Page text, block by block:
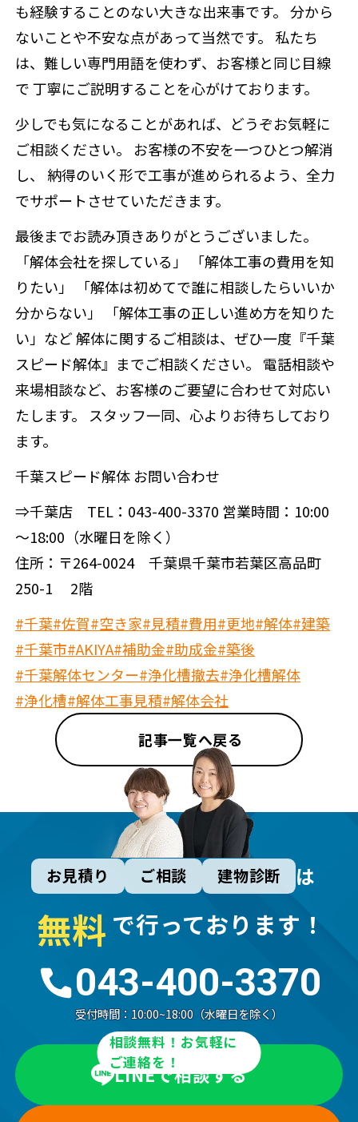
も経験することのない大きな出来事です。 分から
ないことや不安な点があって当然です。 私たち
は、難しい専門用語を使わず、お客様と同じ目線
で 丁寧にご説明することを心がけております。
少しでも気になることがあれば、どうぞお気軽に
ご相談ください。 お客様の不安を一つひとつ解消
し、 納得のいく形で工事が進められるよう、全力
でサポートさせていただきます。
最後までお読み頂きありがとうございました。
「解体会社を探している」 「解体工事の費用を知
りたい」 「解体は初めてで誰に相談したらいいか
分からない」 「解体工事の正しい進め方を知りた
い」など 解体に関するご相談は、ぜひ一度『千葉
スピード解体』までご相談ください。 電話相談や
来場相談など、お客様のご要望に合わせて対応い
たします。 スタッフ一同、心よりお待ちしており
ます。
千葉スピード解体 お問い合わせ
⇒千葉店 TEL：043-400-3370 営業時間：10:00
～18:00（水曜日を除く）
住所：〒264-0024 千葉県千葉市若葉区高品町
250-1 2階
#千葉#佐賀#空き家#見積#費用#更地#解体#建築
#千葉市#AKIYA#補助金#助成金#築後
#千葉解体センター#浄化槽撤去#浄化槽解体
#浄化槽#解体工事見積#解体会社
記事一覧へ戻る
お見積り ご相談 建物診断 は
無料 で行っております！
043-400-3370
受付時間： 10:00~18:00（水曜日を除く）
相談無料！お気軽に
ご連絡を！
LINEで相談する